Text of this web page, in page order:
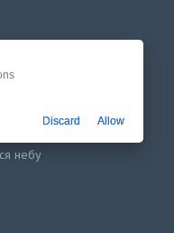
ты любовь простил
небу
Discard Allow